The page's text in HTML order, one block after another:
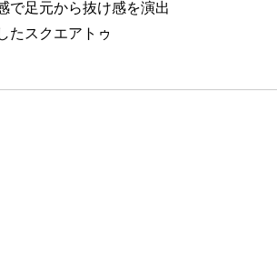
で足元から抜け感を演出
たスクエアトゥ